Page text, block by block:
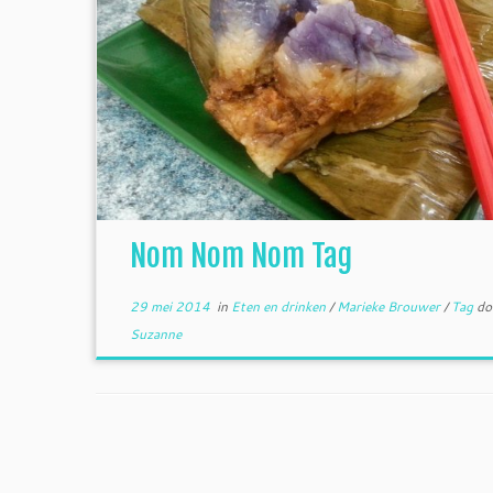
Nom Nom Nom Tag
29 mei 2014in Eten en drinken/Marieke Brouwer/Tag
Suzanne